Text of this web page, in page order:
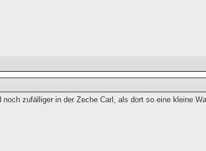
zufälliger in der Zeche Carl, als dort so eine kleine